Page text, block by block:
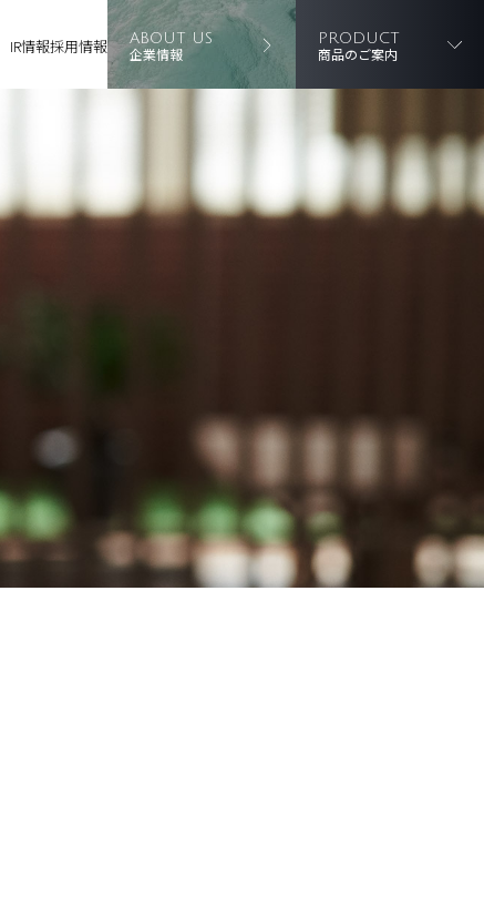
IR情報採用情報 ABOUT US
企業情報
PRODUCT
商品のご案内